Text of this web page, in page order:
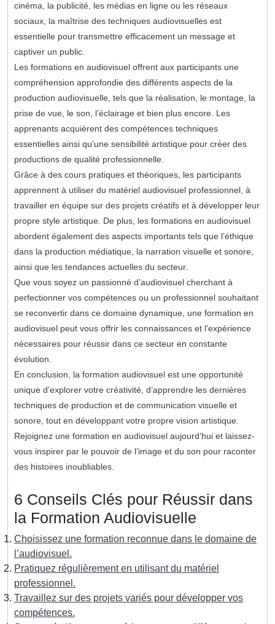
cinéma, la publicité, les médias en ligne ou les réseaux
sociaux, la maîtrise des techniques audiovisuelles est
essentielle pour transmettre efficacement un message et
captiver un public.
Les formations en audiovisuel offrent aux participants une
compréhension approfondie des différents aspects de la
production audiovisuelle, tels que la réalisation, le montage, la
prise de vue, le son, l’éclairage et bien plus encore. Les
apprenants acquièrent des compétences techniques
essentielles ainsi qu’une sensibilité artistique pour créer des
productions de qualité professionnelle.
Grâce à des cours pratiques et théoriques, les participants
apprennent à utiliser du matériel audiovisuel professionnel, à
travailler en équipe sur des projets créatifs et à développer leur
propre style artistique. De plus, les formations en audiovisuel
abordent également des aspects importants tels que l’éthique
dans la production médiatique, la narration visuelle et sonore,
ainsi que les tendances actuelles du secteur.
Que vous soyez un passionné d’audiovisuel cherchant à
perfectionner vos compétences ou un professionnel souhaitant
se reconvertir dans ce domaine dynamique, une formation en
audiovisuel peut vous offrir les connaissances et l’expérience
nécessaires pour réussir dans ce secteur en constante
évolution.
En conclusion, la formation audiovisuel est une opportunité
unique d’explorer votre créativité, d’apprendre les dernières
techniques de production et de communication visuelle et
sonore, tout en développant votre propre vision artistique.
Rejoignez une formation en audiovisuel aujourd’hui et laissez-
vous inspirer par le pouvoir de l’image et du son pour raconter
des histoires inoubliables.
6 Conseils Clés pour Réussir dans
la Formation Audiovisuelle
Choisissez une formation reconnue dans le domaine de
l’audiovisuel.
Pratiquez régulièrement en utilisant du matériel
professionnel.
Travaillez sur des projets variés pour développer vos
compétences.